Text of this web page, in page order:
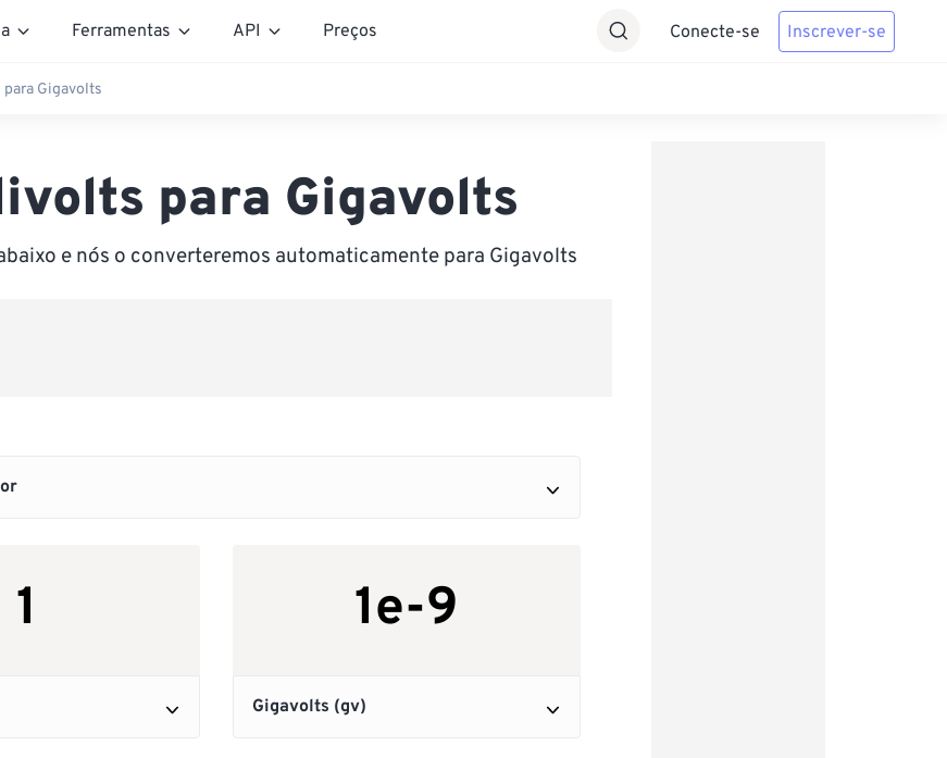
Ferramentas API Preços Conecte-se Inscrever-se
Gigavolts
para Gigavolts
e nós o converteremos automaticamente para Gigavolts